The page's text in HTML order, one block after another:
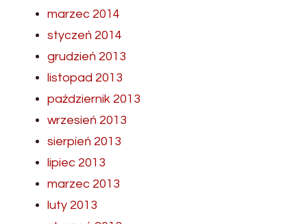
marzec 2014
styczeń 2014
grudzień 2013
listopad 2013
październik 2013
wrzesień 2013
sierpień 2013
lipiec 2013
marzec 2013
luty 2013